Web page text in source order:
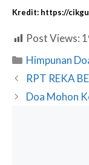
Kredit: https://
Post Views:
Categories
Himpunan
RPT REKA
Doa Mohon